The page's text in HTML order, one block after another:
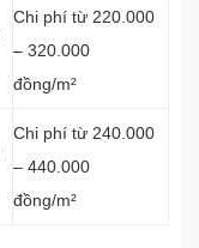
Chi phí từ 220.000
– 320.000
đồng/m²
Chi phí từ 240.000
– 440.000
đồng/m²